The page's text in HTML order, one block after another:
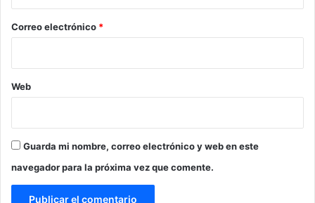
*
Correo electrónico *
Web
Guarda mi nombre, correo electrónico y web en este
navegador para la próxima vez que comente.